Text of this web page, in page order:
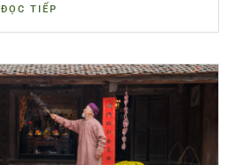
ĐỌC TIẾP